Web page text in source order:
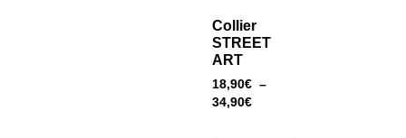
Collier
STREET
ART
18,90€ –
34,90€